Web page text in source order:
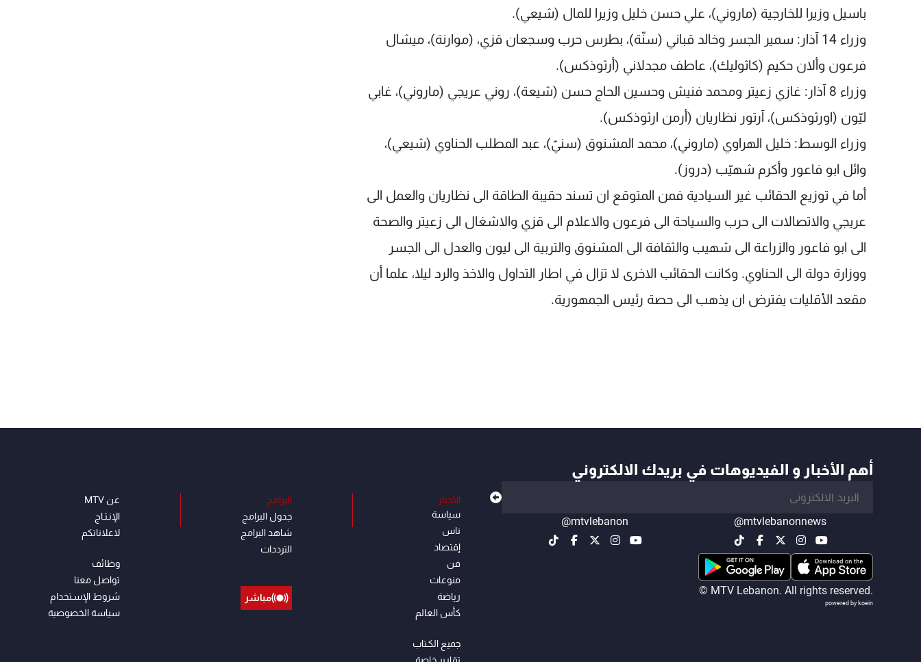
باسيل وزيرا للخارجية (ماروني)، علي حسن خليل وزيرا للمال (شيعي).
وزراء 14 آذار: سمير الجسر وخالد قباني (سنّة)، بطرس حرب وسجعان قزي، (موارنة)، ميشال
فرعون وألان حكيم (كاثوليك)، عاطف مجدلاني (أرثوذكس).
وزراء 8 آذار: غازي زعيتر ومحمد فنيش وحسين الحاج حسن (شيعة)، روني عريجي (ماروني)، غابي
ليّون (اورثوذكس)، آرتور نظاريان (أرمن ارثوذكس).
وزراء الوسط: خليل الهراوي (ماروني)، محمد المشنوق (سنيّ)، عبد المطلب الحناوي (شيعي)،
وائل ابو فاعور وأكرم شهيّب (دروز).
أما في توزيع الحقائب غير السيادية فمن المتوقع ان تسند حقيبة الطاقة الى نظاريان والعمل الى
عريجي والاتصالات الى حرب والسياحة الى فرعون والاعلام الى قزي والاشغال الى زعيتر والصحة
الى ابو فاعور والزراعة الى شهيب والثقافة الى المشنوق والتربية الى ليون والعدل الى الجسر
ووزارة دولة الى الحناوي. وكانت الحقائب الاخرى لا تزال في اطار التداول والاخذ والرد ليلا، علما أن
مقعد الأقليات يفترض ان يذهب الى حصة رئيس الجمهورية.
أهم الأخبار و الفيديوهات في بريدك الالكتروني
@mtvlebanonnews
@mtvlebanon
© MTV Lebanon. All rights reserved.
powered by koein
الأخبار
سياسة
ناس
إقتصاد
فن
منوعات
رياضة
كأس العالم
جميع الكـتاب
البرامج
جدول البرامج
شاهد البرامج
الترددات
مباشر
عن MTV
الإنـتـاج
لاعلاناتكم
وظائف
تواصل معنا
شروط الإسـتخدام
سياسة الخصوصية